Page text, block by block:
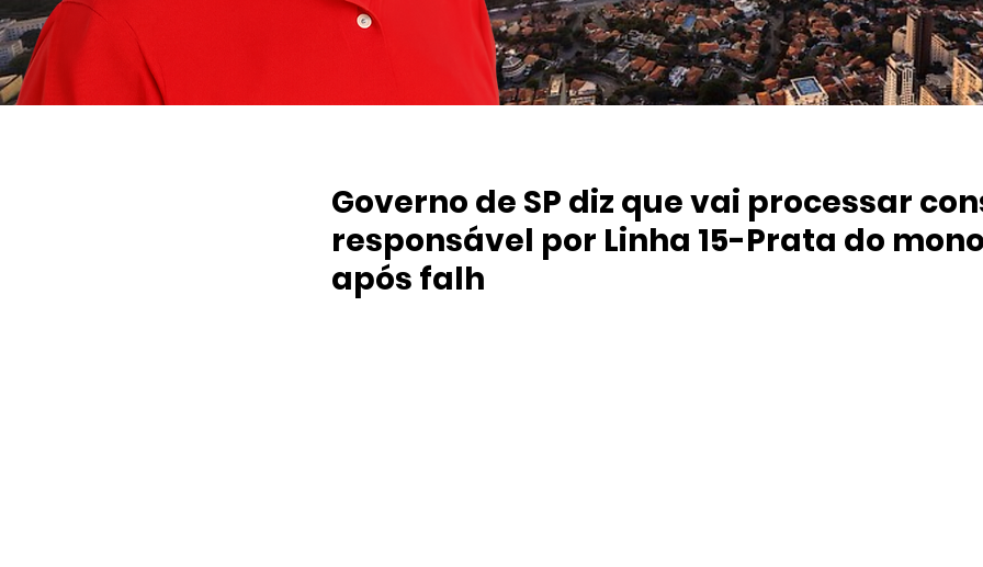
Governo de SP diz que vai processar
responsável por Linha 15-Prata do
após falh